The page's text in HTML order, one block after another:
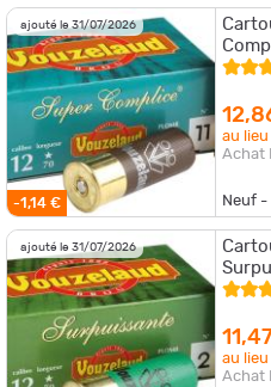
ajouté le 31/07/2026
-1,14 €
au
Achat
Neuf -
ajouté le 31/07/2026
au
Achat